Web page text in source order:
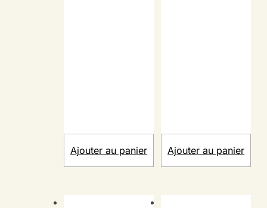
Ajouter au panier Ajouter au panier